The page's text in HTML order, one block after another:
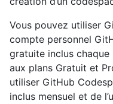
Vous pouvez utiliser
compte personnel
gratuite inclus
aux plans Gratuit et
utiliser GitHub
inclus mensuel et de